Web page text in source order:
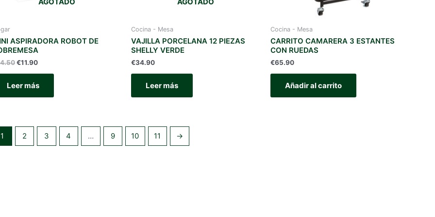
ASPIRADORA ROBOT DE
El
era:
€11.90El
es:
€11.90.
Leer más
Cocina - Mesa
VAJILLA PORCELANA 12 PIEZAS
SHELLY VERDE
€34.90
Leer más
Cocina - Mesa
CARRITO CAMARERA 3 ESTANTES
CON RUEDAS
€65.90
Añadir al carrito
1 2 3 4 … 9 10 11 →